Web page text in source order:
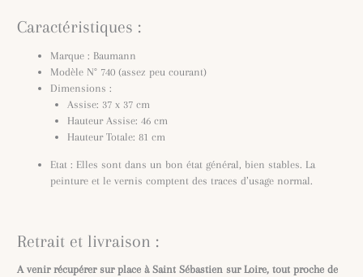
Caractéristiques :
Marque : Baumann
Modèle N° 740 (assez peu courant)
Dimensions :
Assise: 37 x 37 cm
Hauteur Assise: 46 cm
Hauteur Totale: 81 cm
Etat : Elles sont dans un bon état général, bien stables. La
peinture et le vernis comptent des traces d’usage normal.
Retrait et livraison :
A venir récupérer sur place à Saint Sébastien sur Loire, tout proche de